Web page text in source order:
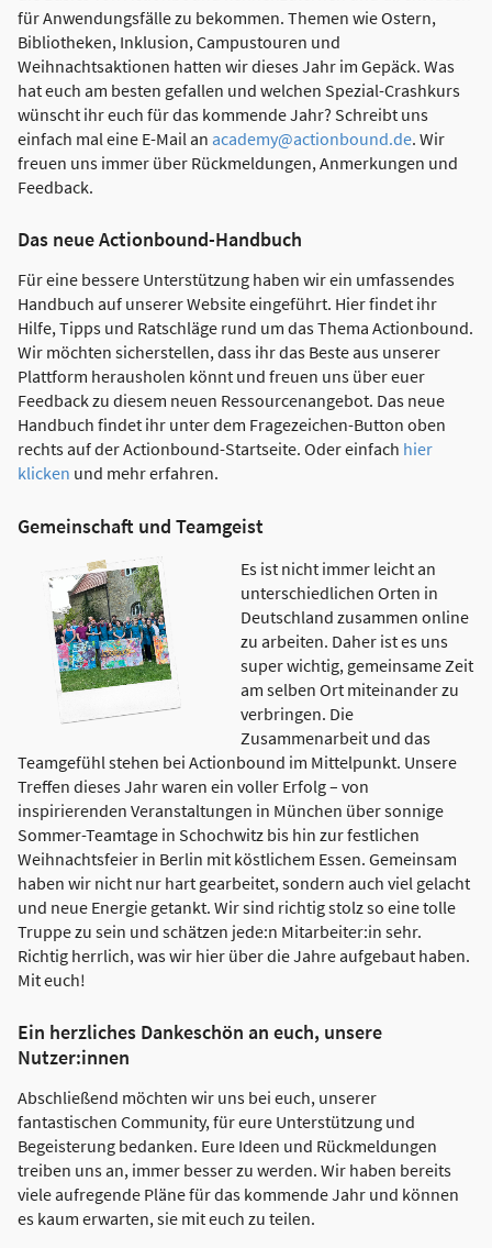
für Anwendungsfälle zu bekommen. Themen wie Ostern,
Bibliotheken, Inklusion, Campustouren und
Weihnachtsaktionen hatten wir dieses Jahr im Gepäck. Was
hat euch am besten gefallen und welchen Spezial-Crashkurs
wünscht ihr euch für das kommende Jahr? Schreibt uns
einfach mal eine E-Mail an academy@actionbound.de. Wir
freuen uns immer über Rückmeldungen, Anmerkungen und
Feedback.
Das neue Actionbound-Handbuch
Für eine bessere Unterstützung haben wir ein umfassendes
Handbuch auf unserer Website eingeführt. Hier findet ihr
Hilfe, Tipps und Ratschläge rund um das Thema Actionbound.
Wir möchten sicherstellen, dass ihr das Beste aus unserer
Plattform herausholen könnt und freuen uns über euer
Feedback zu diesem neuen Ressourcenangebot. Das neue
Handbuch findet ihr unter dem Fragezeichen-Button oben
rechts auf der Actionbound-Startseite. Oder einfach hier
klicken und mehr erfahren.
Gemeinschaft und Teamgeist
Es ist nicht immer leicht an
unterschiedlichen Orten in
Deutschland zusammen online
zu arbeiten. Daher ist es uns
super wichtig, gemeinsame Zeit
am selben Ort miteinander zu
verbringen. Die
Zusammenarbeit und das
Teamgefühl stehen bei Actionbound im Mittelpunkt. Unsere
Treffen dieses Jahr waren ein voller Erfolg – von
inspirierenden Veranstaltungen in München über sonnige
Sommer-Teamtage in Schochwitz bis hin zur festlichen
Weihnachtsfeier in Berlin mit köstlichem Essen. Gemeinsam
haben wir nicht nur hart gearbeitet, sondern auch viel gelacht
und neue Energie getankt. Wir sind richtig stolz so eine tolle
Truppe zu sein und schätzen jede:n Mitarbeiter:in sehr.
Richtig herrlich, was wir hier über die Jahre aufgebaut haben.
Mit euch!
Ein herzliches Dankeschön an euch, unsere
Nutzer:innen
Abschließend möchten wir uns bei euch, unserer
fantastischen Community, für eure Unterstützung und
Begeisterung bedanken. Eure Ideen und Rückmeldungen
treiben uns an, immer besser zu werden. Wir haben bereits
viele aufregende Pläne für das kommende Jahr und können
es kaum erwarten, sie mit euch zu teilen.